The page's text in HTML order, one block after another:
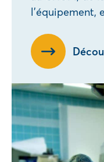
l’équipement,